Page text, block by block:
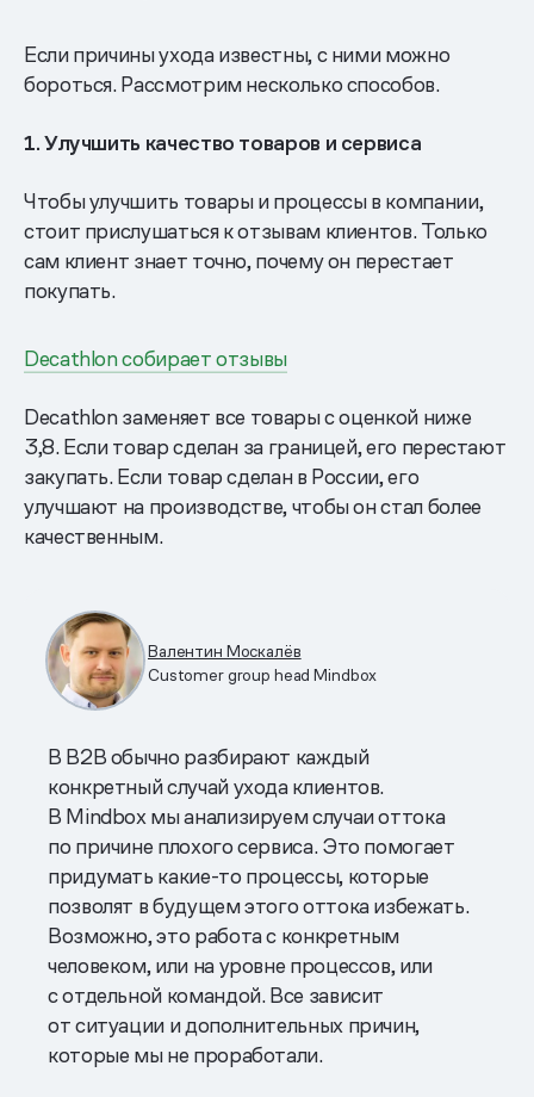
Если причины ухода известны, с ними можно
бороться. Рассмотрим несколько способов.
1. Улучшить качество товаров и сервиса
Чтобы улучшить товары и процессы в компании,
стоит прислушаться к отзывам клиентов. Только
сам клиент знает точно, почему он перестает
покупать.
Decathlon собирает отзывы
Decathlon заменяет все товары с оценкой ниже
3,8. Если товар сделан за границей, его перестают
закупать. Если товар сделан в России, его
улучшают на производстве, чтобы он стал более
качественным.
Валентин Москалёв
Customer group head Mindbox
В B2B обычно разбирают каждый
конкретный случай ухода клиентов.
В Mindbox мы анализируем случаи оттока
по причине плохого сервиса. Это помогает
придумать какие-то процессы, которые
позволят в будущем этого оттока избежать.
Возможно, это работа с конкретным
человеком, или на уровне процессов, или
с отдельной командой. Все зависит
от ситуации и дополнительных причин,
которые мы не проработали.